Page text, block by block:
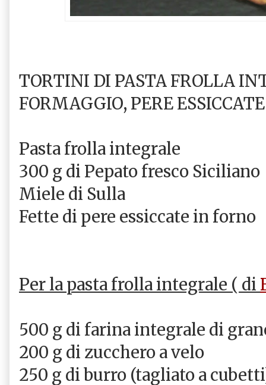
TORTINI DI PASTA FROLLA
FORMAGGIO, PERE
Pasta frolla integrale
300 g di Pepato fresco Siciliano
Miele di Sulla
Fette di pere essiccate in forno
Per la pasta frolla integrale ( di
500 g di farina integrale di
200 g di zucchero a velo
250 g di burro (tagliato a